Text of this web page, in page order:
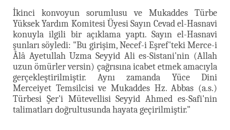
İkinci konvoyun sorumlusu ve Mukaddes Türbe
Yüksek Yardım Komitesi Üyesi Sayın Cevad el-Hasnavi
konuyla ilgili bir açıklama yaptı. Sayın el-Hasnavi
şunları söyledi: "Bu girişim, Necef-i Eşref'teki Merce-i
Âlâ Ayetullah Uzma Seyyid Ali es-Sistani'nin (Allah
uzun ömürler versin) çağrısına icabet etmek amacıyla
gerçekleştirilmiştir. Aynı zamanda Yüce Dini
Merceiyet Temsilcisi ve Mukaddes Hz. Abbas (a.s.)
Türbesi Şer'i Mütevellisi Seyyid Ahmed es-Safi'nin
talimatları doğrultusunda hayata geçirilmiştir."